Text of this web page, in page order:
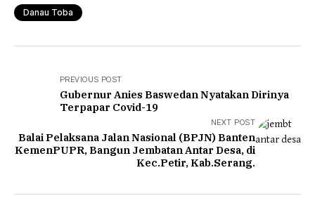
Danau Toba
PREVIOUS POST
Gubernur Anies Baswedan Nyatakan Dirinya
Terpapar Covid-19
NEXT POST
Balai Pelaksana Jalan Nasional (BPJN) Banten
KemenPUPR, Bangun Jembatan Antar Desa, di
Kec.Petir, Kab.Serang.